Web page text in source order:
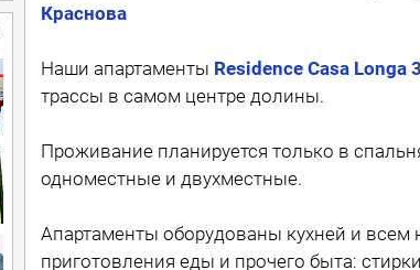
Краснова
Наши апартаменты Residence Casa Longa
трассы в самом центре долины.
Проживание планируется только в
одноместные и двухместные.
Апартаменты оборудованы кухней и
приготовления еды и прочего быта: